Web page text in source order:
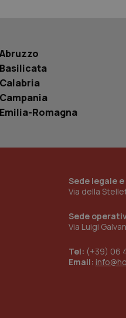
Abruzzo
Basilicata
Calabria
Campania
Emilia-Romagna
Sede legale
Via della
Sede
Via Luigi
Tel: (+39) 06
Email:
_ga_KM60CM4NPH
_ga_0VMQEQKQ1N
__Secure-YNID